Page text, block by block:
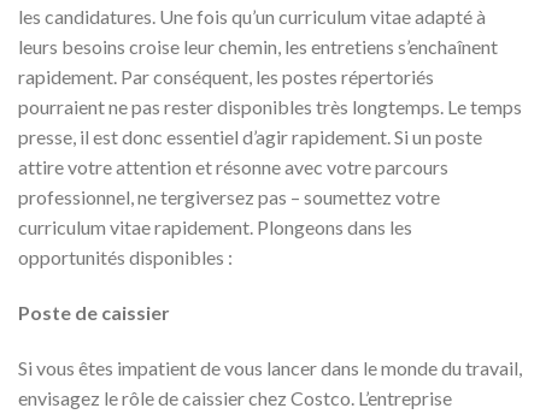
les candidatures. Une fois qu’un curriculum vitae adapté à
leurs besoins croise leur chemin, les entretiens s’enchaînent
rapidement. Par conséquent, les postes répertoriés
pourraient ne pas rester disponibles très longtemps. Le temps
presse, il est donc essentiel d’agir rapidement. Si un poste
attire votre attention et résonne avec votre parcours
professionnel, ne tergiversez pas – soumettez votre
curriculum vitae rapidement. Plongeons dans les
opportunités disponibles :
Poste de caissier
Si vous êtes impatient de vous lancer dans le monde du travail,
envisagez le rôle de caissier chez Costco. L’entreprise